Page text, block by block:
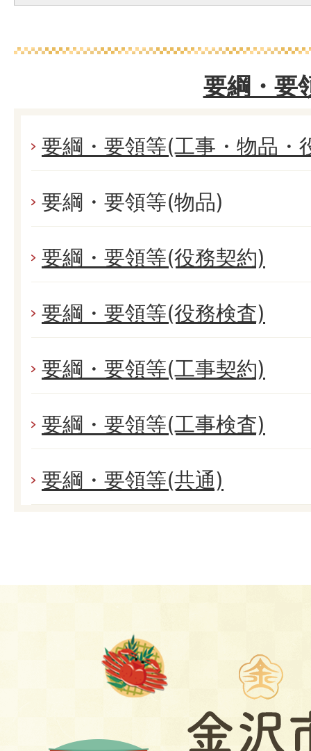
要綱・要
要綱・要領等(工事・物品・
要綱・要領等(物品)
要綱・要領等(役務契約)
要綱・要領等(役務検査)
要綱・要領等(工事契約)
要綱・要領等(工事検査)
要綱・要領等(共通)